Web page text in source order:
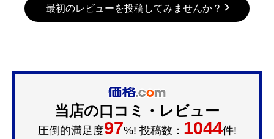
最初のレビューを投稿してみませんか？
当店の口コミ・レビュー
圧倒的満足度97%! 投稿数： 1044件!